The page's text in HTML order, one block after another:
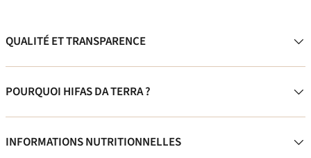
QUALITÉ ET TRANSPARENCE
POURQUOI HIFAS DA TERRA ?
INFORMATIONS NUTRITIONNELLES